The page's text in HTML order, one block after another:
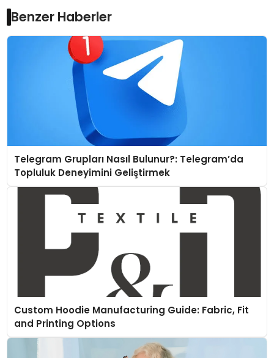
Benzer Haberler
Telegram Grupları Nasıl Bulunur?: Telegram’da
Topluluk Deneyimini Geliştirmek
Custom Hoodie Manufacturing Guide: Fabric, Fit
and Printing Options